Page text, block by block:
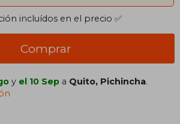
incluídos en el precio ✅
Comprar
y el 10 Sep a Quito, Pichincha.